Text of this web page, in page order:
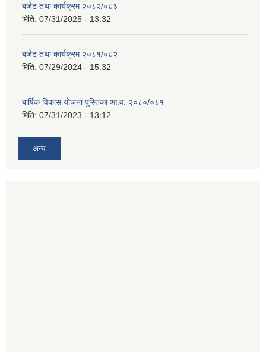
बजेट तथा कार्यक्रम २०८२/०८३
मिति: 07/31/2025 - 13:32
बजेट तथा कार्यक्रम २०८१/०८२
मिति: 07/29/2024 - 15:32
बार्षिक विकास योजना पुस्तिका आ.व. २०८०/०८१
मिति: 07/31/2023 - 13:12
अन्य